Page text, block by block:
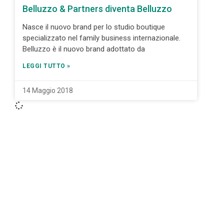
Belluzzo & Partners diventa Belluzzo
Nasce il nuovo brand per lo studio boutique
specializzato nel family business internazionale.
Belluzzo è il nuovo brand adottato da
LEGGI TUTTO »
14 Maggio 2018